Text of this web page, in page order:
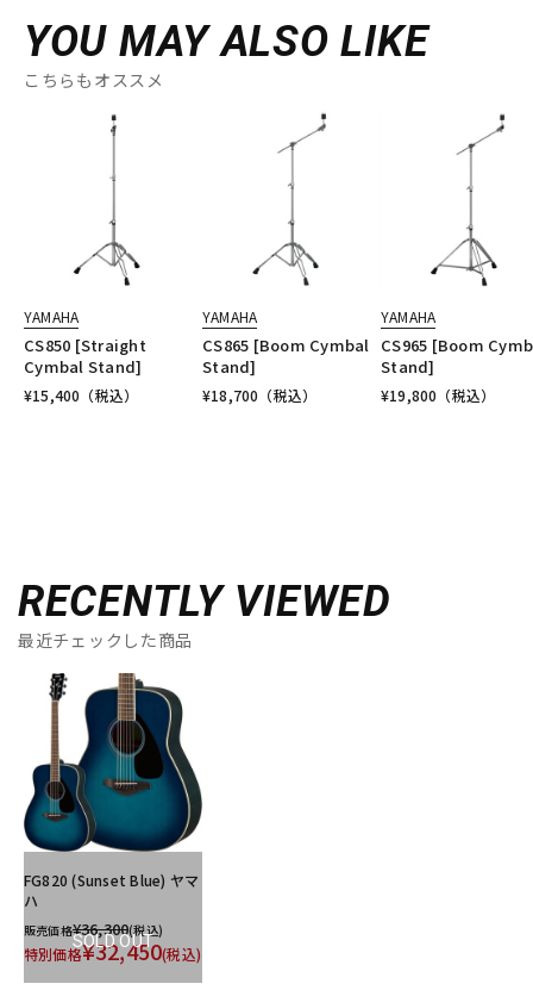
YOU MAY ALSO LIKE
こちらもオススメ
YAMAHA
CS850 [Straight
Cymbal Stand]
¥15,400 （税込）
YAMAHA
CS865 [Boom Cymbal
Stand]
¥18,700 （税込）
YAMAHA
CS965 [Boom
Stand]
¥19,800 （税込）
RECENTLY VIEWED
最近チェックした商品
SOLD OUT
FG820 (Sunset Blue) ヤマ
ハ
販売価格¥36,300(税込)
特別価格¥32,450(税込)